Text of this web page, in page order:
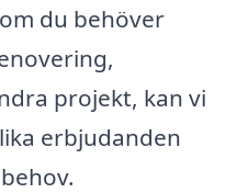
du behöver
projekt, kan vi
erbjudanden